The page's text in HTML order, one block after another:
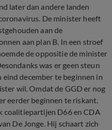
later dan andere landen
De minister heeft
aan de
aan plan B. In een stroef
de oppositie de minister
was er geen steun
december te beginnen in
wil. Omdat de GGD er nog
eerder beginnen te riskant.
coalitiepartijen D66 en CDA
De Jonge. Hij schaart zich